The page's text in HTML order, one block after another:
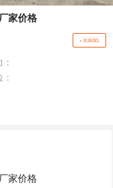
家价格
+ 联系QQ
家价格